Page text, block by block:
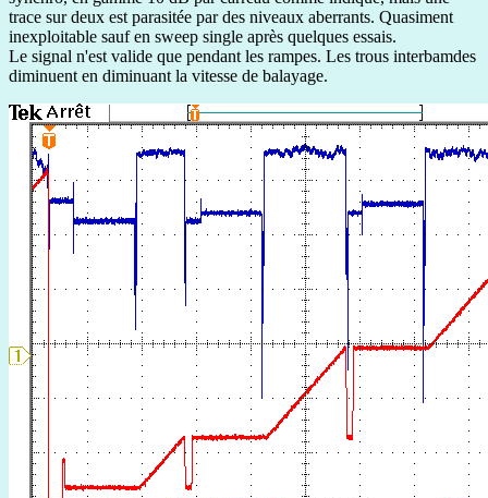
trace sur deux est parasitée par des niveaux aberrants. Quasiment
inexploitable sauf en sweep single après quelques essais.
Le signal n'est valide que pendant les rampes. Les trous interbamdes
diminuent en diminuant la vitesse de balayage.